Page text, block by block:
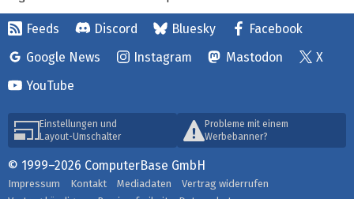
Feeds Discord Bluesky
Facebook
Google News
Instagram Mastodon
X
YouTube
Einstellungen und
Layout-Umschalter
Probleme mit einem
Werbebanner?
© 1999–2026 ComputerBase GmbH
Impressum Kontakt Mediadaten
Vertrag widerrufen